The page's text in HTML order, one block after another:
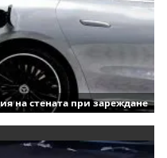
на стената при зареждане